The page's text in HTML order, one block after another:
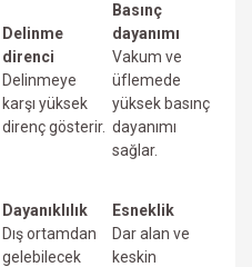
Delinme
direnci
Delinmeye
karşı yüksek
direnç gösterir.
Basınç
dayanımı
Vakum ve
üfIemede
yüksek basınç
dayanımı
sağlar.
Dayanıklılık
Dış ortamdan
gelebilecek
Esneklik
Dar alan ve
keskin